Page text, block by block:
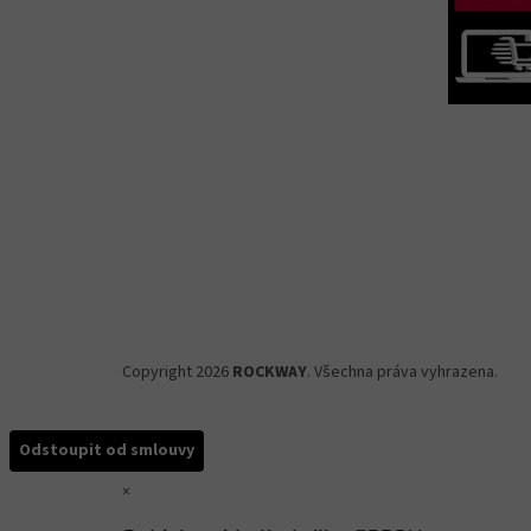
Copyright 2026 ROCKWAY. Všechna práva vyhrazena.
Odstoupit od smlouvy
×